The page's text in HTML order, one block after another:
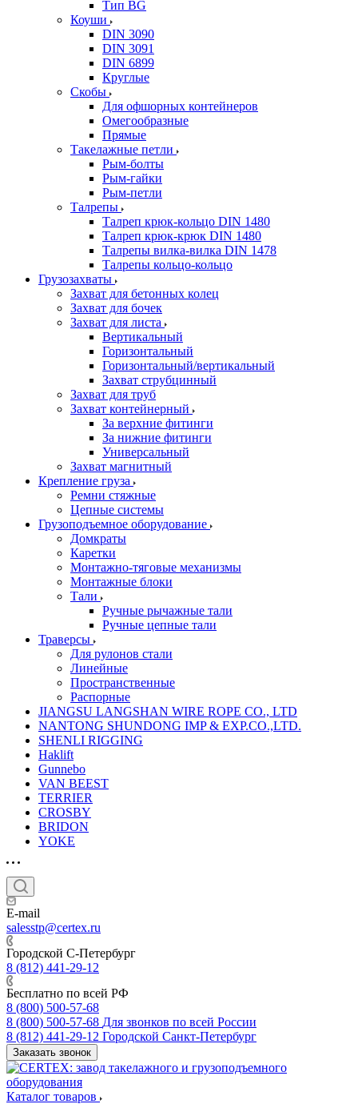
Тип BG
Коуши
DIN 3090
DIN 3091
DIN 6899
Круглые
Скобы
Для офшорных контейнеров
Омегообразные
Прямые
Такелажные петли
Рым-болты
Рым-гайки
Рым-петли
Талрепы
Талреп крюк-кольцо DIN 1480
Талреп крюк-крюк DIN 1480
Талрепы вилка-вилка DIN 1478
Талрепы кольцо-кольцо
Грузозахваты
Захват для бетонных колец
Захват для бочек
Захват для листа
Вертикальный
Горизонтальный
Горизонтальный/вертикальный
Захват струбцинный
Захват для труб
Захват контейнерный
За верхние фитинги
За нижние фитинги
Универсальный
Захват магнитный
Крепление груза
Ремни стяжные
Цепные системы
Грузоподъемное оборудование
Домкраты
Каретки
Монтажно-тяговые механизмы
Монтажные блоки
Тали
Ручные рычажные тали
Ручные цепные тали
Траверсы
Для рулонов стали
Линейные
Пространственные
Распорные
JIANGSU LANGSHAN WIRE ROPE CO., LTD
NANTONG SHUNDONG IMP & EXP.CO.,LTD.
SHENLI RIGGING
Haklift
Gunnebo
VAN BEEST
TERRIER
CROSBY
BRIDON
YOKE
E-mail
salesstp@certex.ru
Городской С-Петербург
8 (812) 441-29-12
Бесплатно по всей РФ
8 (800) 500-57-68
8 (800) 500-57-68 Для звонков по всей России
8 (812) 441-29-12 Городской Санкт-Петербург
Заказать звонок
Каталог товаров